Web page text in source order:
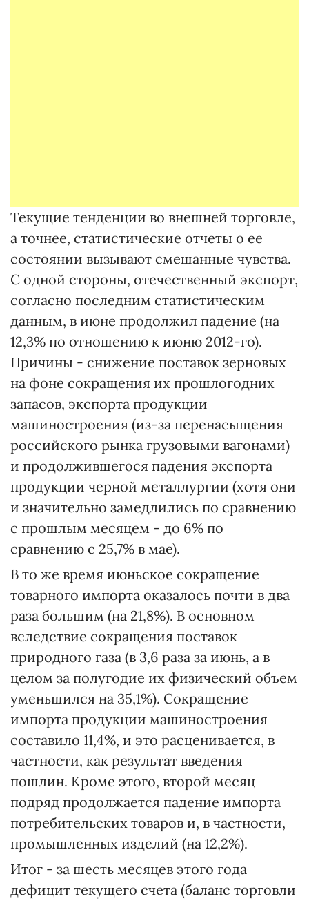
Текущие тенденции во внешней торговле,
а точнее, статистические отчеты о ее
состоянии вызывают смешанные чувства.
С одной стороны, отечественный экспорт,
согласно последним статистическим
данным, в июне продолжил падение (на
12,3% по отношению к июню 2012-го).
Причины - снижение поставок зерновых
на фоне сокращения их прошлогодних
запасов, экспорта продукции
машиностроения (из-за перенасыщения
российского рынка грузовыми вагонами)
и продолжившегося падения экспорта
продукции черной металлургии (хотя они
и значительно замедлились по сравнению
с прошлым месяцем - до 6% по
сравнению с 25,7% в мае).
В то же время июньское сокращение
товарного импорта оказалось почти в два
раза большим (на 21,8%). В основном
вследствие сокращения поставок
природного газа (в 3,6 раза за июнь, а в
целом за полугодие их физический объем
уменьшился на 35,1%). Сокращение
импорта продукции машиностроения
составило 11,4%, и это расценивается, в
частности, как результат введения
пошлин. Кроме этого, второй месяц
подряд продолжается падение импорта
потребительских товаров и, в частности,
промышленных изделий (на 12,2%).
Итог - за шесть месяцев этого года
дефицит текущего счета (баланс торговли